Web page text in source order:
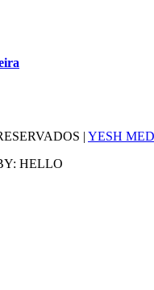
| YESH
HELLO